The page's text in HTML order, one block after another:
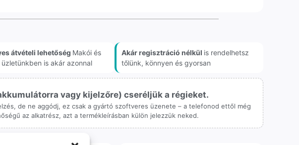
átvételi lehetőség Makói és
is akár azonnal
Akár regisztráció nélkül is rendelhetsz
tőlünk, könnyen és gyorsan
vagy kijelzőre) cseréljük a régieket.
de ne aggódj, ez csak a gyártó szoftveres üzenete – a telefonod ettől még
az alkatrész, azt a termékleírásban külön jelezzük neked.